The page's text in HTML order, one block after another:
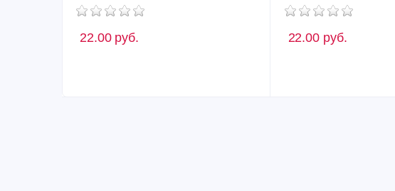
22.00 руб. 22.00 руб.